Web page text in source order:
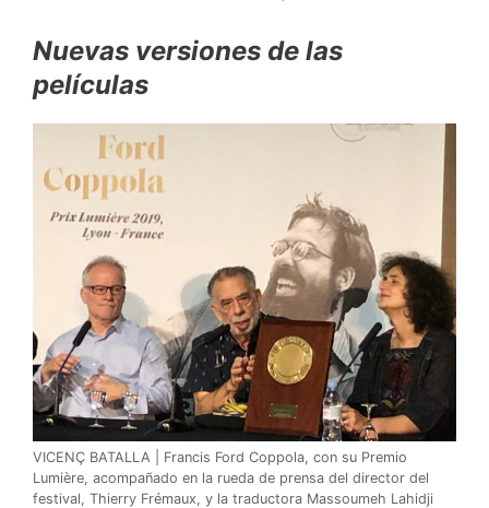
Nuevas versiones de las
películas
VICENÇ BATALLA | Francis Ford Coppola, con su Premio
Lumière, acompañado en la rueda de prensa del director del
festival, Thierry Frémaux, y la traductora Massoumeh Lahidji